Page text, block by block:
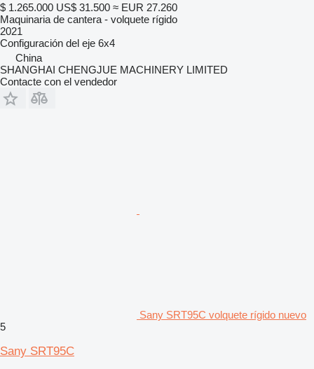
$ 1.265.000 US$ 31.500 ≈ EUR 27.260
Maquinaria de cantera - volquete rígido
2021
Configuración del eje 6x4
China
SHANGHAI CHENGJUE MACHINERY LIMITED
Contacte con el vendedor
Sany SRT95C volquete rígido nuevo
5
Sany SRT95C